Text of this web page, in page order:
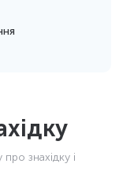
знахідку і